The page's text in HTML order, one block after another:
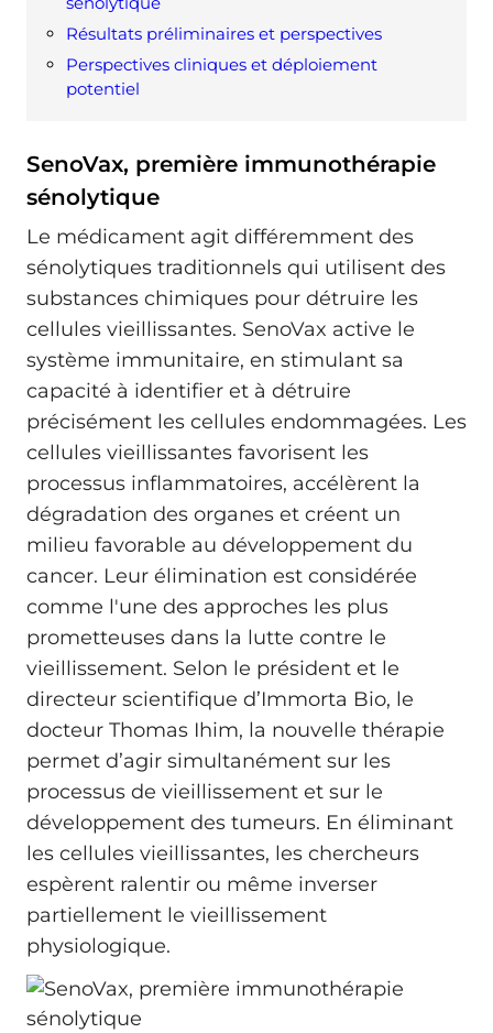
Résultats préliminaires et perspectives
Perspectives cliniques et déploiement
potentiel
SenoVax, première immunothérapie
sénolytique
Le médicament agit différemment des
sénolytiques traditionnels qui utilisent des
substances chimiques pour détruire les
cellules vieillissantes. SenoVax active le
système immunitaire, en stimulant sa
capacité à identifier et à détruire
précisément les cellules endommagées. Les
cellules vieillissantes favorisent les
processus inflammatoires, accélèrent la
dégradation des organes et créent un
milieu favorable au développement du
cancer. Leur élimination est considérée
comme l'une des approches les plus
prometteuses dans la lutte contre le
vieillissement. Selon le président et le
directeur scientifique d’Immorta Bio, le
docteur Thomas Ihim, la nouvelle thérapie
permet d’agir simultanément sur les
processus de vieillissement et sur le
développement des tumeurs. En éliminant
les cellules vieillissantes, les chercheurs
espèrent ralentir ou même inverser
partiellement le vieillissement
physiologique.